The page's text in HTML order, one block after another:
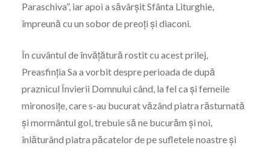
Paraschiva”, iar apoi a săvârșit Sfânta Liturghie,
împreună cu un sobor de preoți și diaconi.
În cuvântul de învățătură rostit cu acest prilej,
Preasfinția Sa a vorbit despre perioada de după
praznicul Învierii Domnului când, la fel ca și femeile
mironosițe, care s-au bucurat văzând piatra răsturnată
și mormântul gol, trebuie să ne bucurăm și noi,
înlăturând piatra păcatelor de pe sufletele noastre și